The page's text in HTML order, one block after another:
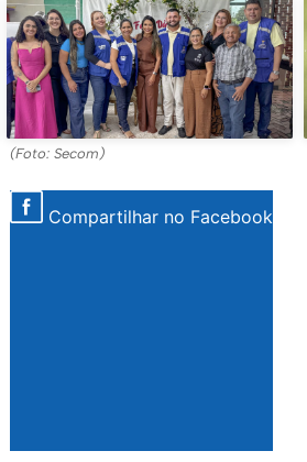
(Foto: Secom)
Compartilhar no Facebook